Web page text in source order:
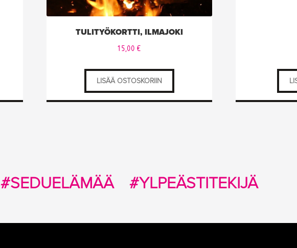
TULITYÖKORTTI, ILMAJOKI
15,00 €
LISÄÄ OSTOSKORIIN
#SEDUELÄMÄÄ #YLPEÄSTITEKIJÄ